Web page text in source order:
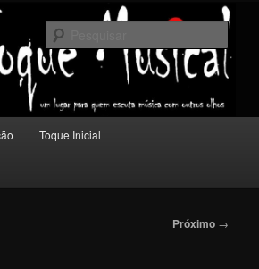
música com outros olhos.
Toque Inicial
Próximo →